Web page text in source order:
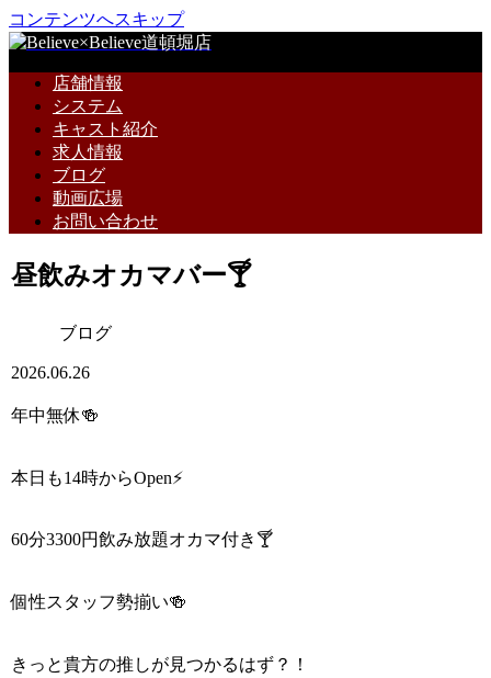
コンテンツへスキップ
店舗情報
システム
キャスト紹介
求人情報
ブログ
動画広場
お問い合わせ
昼飲みオカマバー🍸
ブログ
2026.06.26
年中無休🍻
本日も14時からOpen⚡
60分3300円飲み放題オカマ付き🍸
個性スタッフ勢揃い🍻
きっと貴方の推しが見つかるはず？！